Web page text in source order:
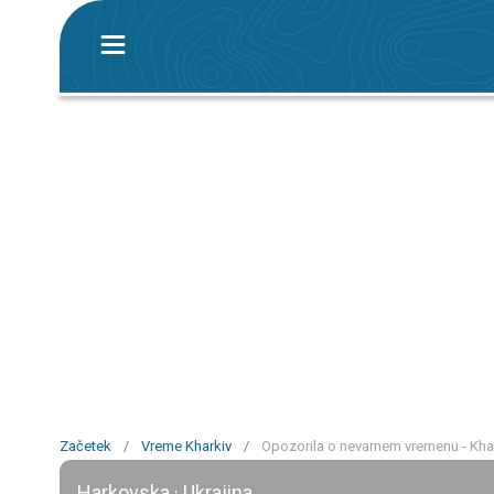
Začetek / Vreme Kharkiv / Opozorila o nevarnem vremenu -